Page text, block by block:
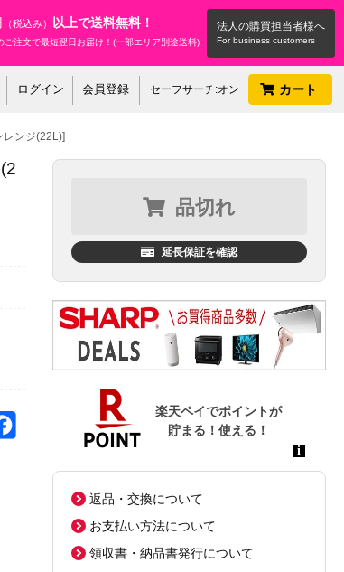
法人の購買担当者様へ
（税込み） 以上で送料無料！
ご注文で最短翌日お届け！(一部エリア別途送料)
ログイン 会員登録 セーフサーチ:オン カート
レンジ(22L)]
品切れ
延長保証を確認
返品・交換について
お支払い方法について
領収書・納品書発行について